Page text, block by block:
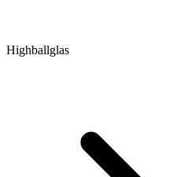
Highballglas